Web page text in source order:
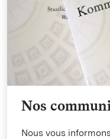
Nos
Nous vous